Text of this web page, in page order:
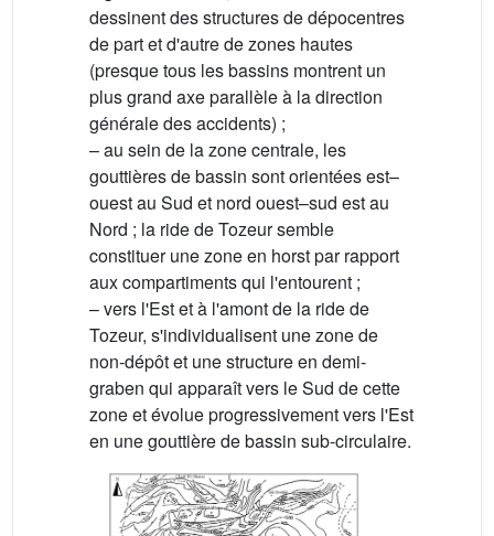
dessinent des structures de dépocentres
de part et d'autre de zones hautes
(presque tous les bassins montrent un
plus grand axe parallèle à la direction
générale des accidents) ;
– au sein de la zone centrale, les
gouttières de bassin sont orientées est–
ouest au Sud et nord ouest–sud est au
Nord ; la ride de Tozeur semble
constituer une zone en horst par rapport
aux compartiments qui l'entourent ;
– vers l'Est et à l'amont de la ride de
Tozeur, s'individualisent une zone de
non-dépôt et une structure en demi-
graben qui apparaît vers le Sud de cette
zone et évolue progressivement vers l'Est
en une gouttière de bassin sub-circulaire.